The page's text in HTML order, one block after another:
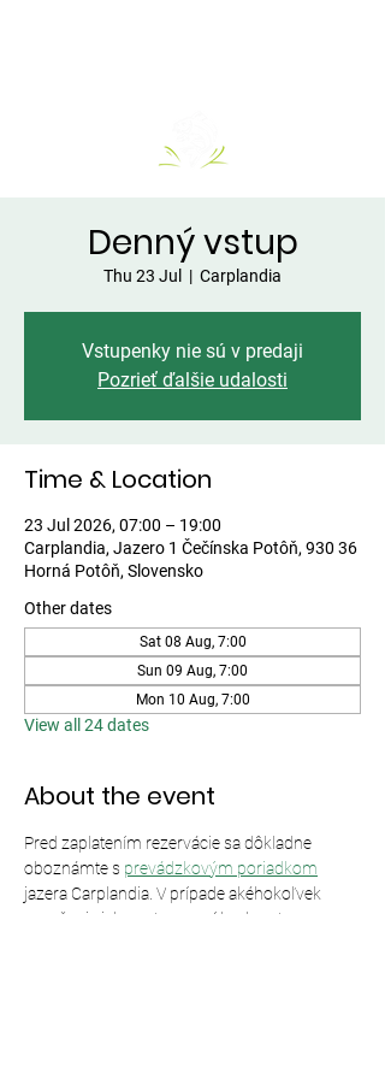
Denný vstup
Thu 23 Jul
  |
Carplandia
Vstupenky nie sú v predaji
Pozrieť ďalšie udalosti
Time & Location
23 Jul 2026, 07:00 – 19:00
Carplandia, Jazero 1 Čečínska Potôň, 930 36
Horná Potôň, Slovensko
Other dates
Sat 08 Aug, 7:00
Sun 09 Aug, 7:00
Mon 10 Aug, 7:00
View all 24 dates
About the event
Pred zaplatením rezervácie sa dôkladne
oboznámte s prevádzkovým poriadkom
jazera Carplandia. V prípade akéhokoľvek
porušenia jeho ustanovení bude vstup